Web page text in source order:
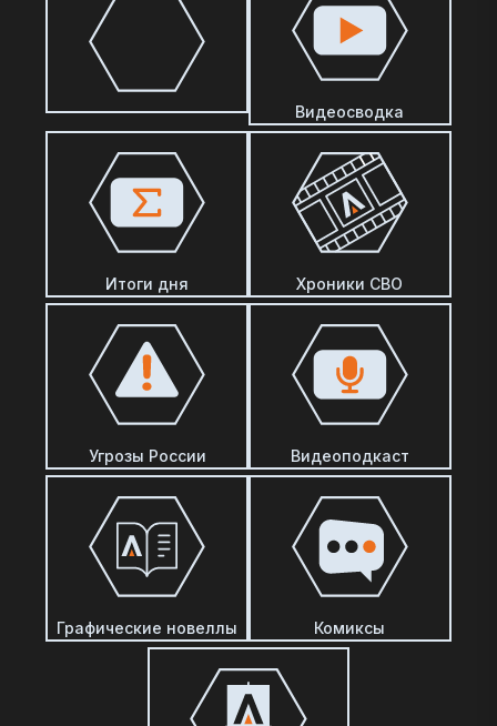
Видеосводка
Итоги дня Хроники СВО
Угрозы России Видеоподкаст
Графические новеллы Комиксы